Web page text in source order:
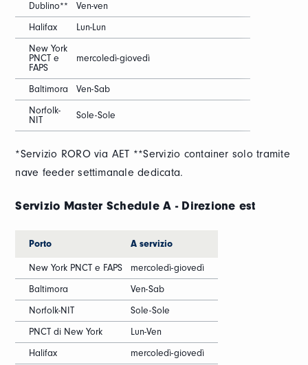
Dublino**
Ven-ven
Halifax
Lun-Lun
New York
PNCT e
FAPS
mercoledì-giovedì
Baltimora
Ven-Sab
Norfolk-
NIT
Sole-Sole
*Servizio RORO via AET **Servizio container solo tramite
nave feeder settimanale dedicata.
Servizio Master Schedule A - Direzione est
Porto A servizio
New York PNCT e FAPS
mercoledì-giovedì
Baltimora
Ven-Sab
Norfolk-NIT
Sole-Sole
PNCT di New York
Lun-Ven
Halifax
mercoledì-giovedì